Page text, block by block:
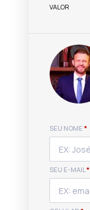
VALOR
SEU NOME *
SEU E-MAIL*